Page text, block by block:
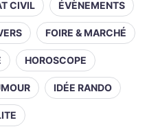
CIVIL ÉVÈNEMENTS
FOIRE & MARCHÉ
HOROSCOPE
IDÉE RANDO